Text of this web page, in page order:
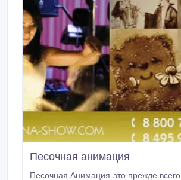
Песочная анимация
Песочная Анимация-это прежде всего